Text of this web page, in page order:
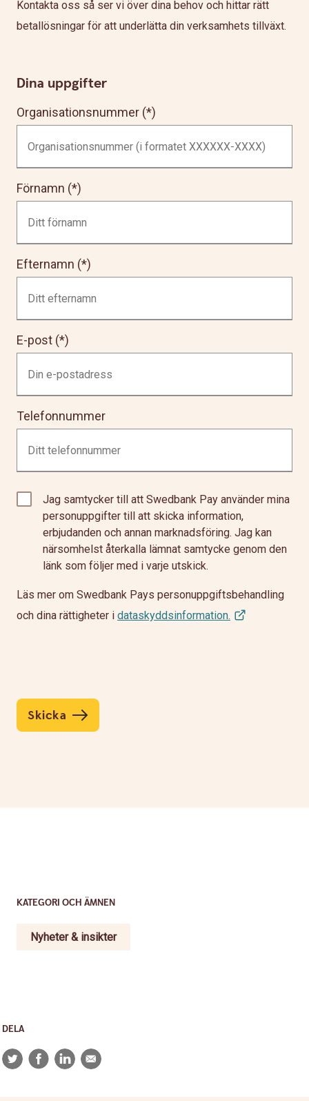
Kontakta oss så ser vi över dina behov och hittar rätt
betallösningar för att underlätta din verksamhets tillväxt.
Dina uppgifter
Organisationsnummer
Förnamn
Efternamn
E-post
Telefonnummer
Jag samtycker till att Swedbank Pay använder mina
personuppgifter till att skicka information,
erbjudanden och annan marknadsföring. Jag kan
närsomhelst återkalla lämnat samtycke genom den
länk som följer med i varje utskick.
Läs mer om Swedbank Pays personuppgiftsbehandling
och dina rättigheter i dataskyddsinformation.
Skicka
KATEGORI OCH ÄMNEN
Nyheter & insikter
DELA
TwitterFacebookLinkedIn
E-
post